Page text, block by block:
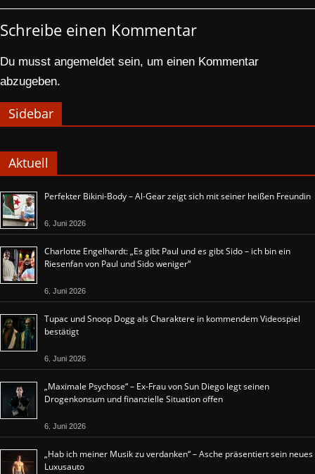
Schreibe einen Kommentar
Du musst angemeldet sein, um einen Kommentar
abzugeben.
Sidebar
Aktuell
Perfekter Bikini-Body – Al-Gear zeigt sich mit seiner heißen Freundin
6. Juni 2026
Charlotte Engelhardt: „Es gibt Paul und es gibt Sido – ich bin ein
Riesenfan von Paul und Sido weniger“
6. Juni 2026
Tupac und Snoop Dogg als Charaktere in kommendem Videospiel
bestätigt
6. Juni 2026
„Maximale Psychose“ – Ex-Frau von Sun Diego legt seinen
Drogenkonsum und finanzielle Situation offen
6. Juni 2026
„Hab ich meiner Musik zu verdanken“ – Asche präsentiert sein neues
Luxusauto